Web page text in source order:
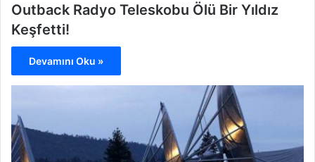
Outback Radyo Teleskobu Ölü Bir Yıldız
Keşfetti!
Devamını Oku »